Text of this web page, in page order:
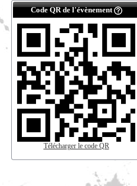
Code QR de l'évènement
Télécharger le code QR